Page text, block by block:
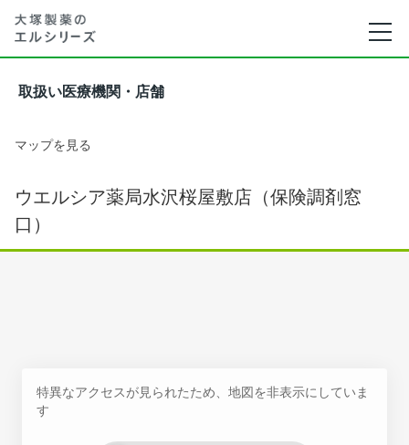
取扱い医療機関・店舗
マップを見る
ウエルシア薬局水沢桜屋敷店（保険調剤窓
口）
特異なアクセスが見られたため、地図を非表示にしていま
す